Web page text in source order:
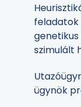
feladatok
szimulált
ügynök